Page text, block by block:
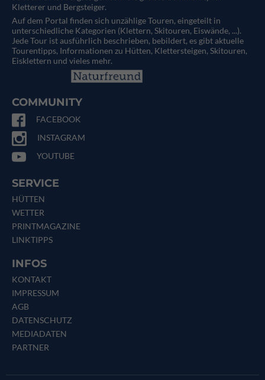
Kletterer und Bergsteiger.
Auf dem Portal finden sich unzählige Touren, eingeteilt in
unterschiedliche Kategorien (Klettern, Skitouren, Eiswände, ...).
Jede Tour ist ausführlich beschrieben, bebildert, es gibt aktuelle
Tourentipps, Informationen zu Hütten, Klettersteigen, Skitouren,
Eisklettern und vieles mehr.
COMMUNITY
FACEBOOK
INSTAGRAM
YOUTUBE
SERVICE
HÜTTEN
WETTER
PRINTMAGAZINE
LINKTIPPS
INFOS
KONTAKT
IMPRESSUM
AGB
DATENSCHUTZ
MEDIADATEN
PARTNER